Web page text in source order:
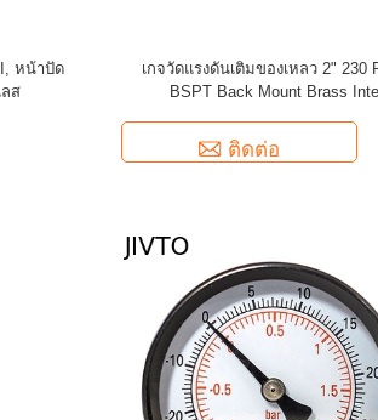
หน้าปัด
ส
เกจวัดแรงดันเติมของเหลว 2" 230
BSPT Back Mount Brass
ติดต่อ